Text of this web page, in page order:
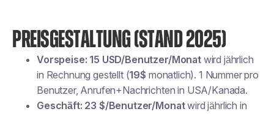
PREISGESTALTUNG (STAND 2025)
Vorspeise: 15 USD/Benutzer/Monatwird jährlich
in Rechnung gestellt (19$ monatlich). 1 Nummer pro
Benutzer, Anrufen+Nachrichten in USA/Kanada.
Geschäft: 23 $/Benutzer/Monatwird jährlich in